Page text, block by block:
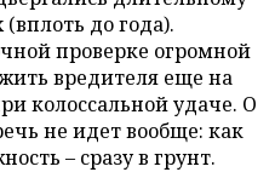
до года).
проверке огромной
вредителя еще на
колоссальной удаче. О
не идет вообще: как
– сразу в грунт.